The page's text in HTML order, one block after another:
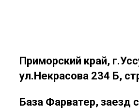
Приморский край,
ул.Некрасова 234 Б,
База Фарватер, заезд